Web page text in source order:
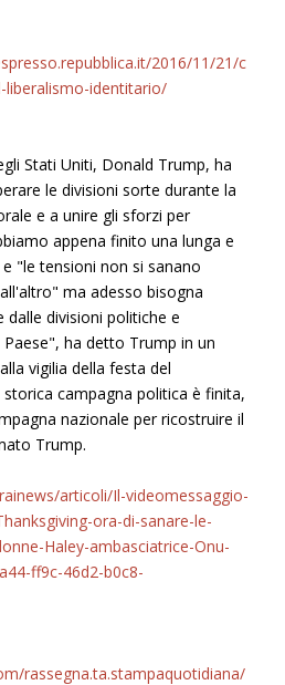
2016/11/21/c
identitario/
Stati Uniti, Donald Trump, ha
le divisioni sorte durante la
e a unire gli sforzi per
appena finito una lunga e
"le tensioni non si sanano
ma adesso bisogna
divisioni politiche e
ha detto Trump in un
vigilia della festa del
campagna politica è finita,
nazionale per ricostruire il
Trump.
articoli/Il-videomessaggio-
ora-di-sanare-le-
Haley-ambasciatrice-Onu-
ff9c-46d2-b0c8-
rassegna.ta.stampaquotidiana/